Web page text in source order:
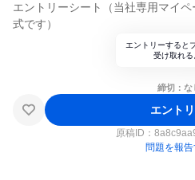
エントリーシート（当社専用マイ
式です）
エントリーすると
受け取れ
締切：な
エント
原稿ID：
問題を報告